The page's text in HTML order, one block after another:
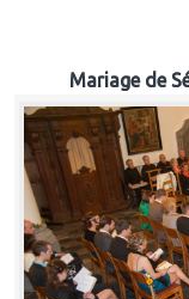
Mariage de